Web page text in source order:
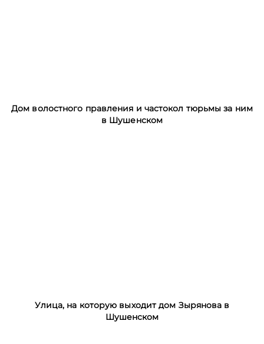
Дом волостного правления и частокол тюрьмы за ним
в Шушенском
Улица, на которую выходит дом Зырянова в
Шушенском